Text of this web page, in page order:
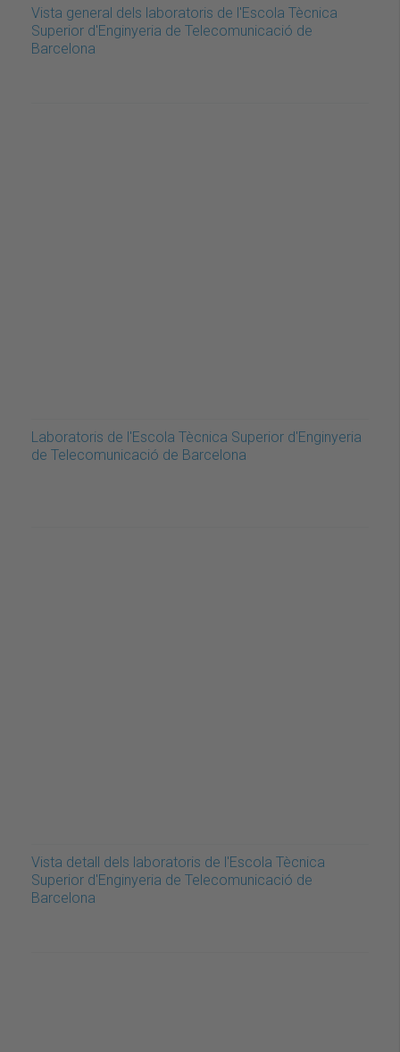
Vista general dels laboratoris de l'Escola Tècnica
Superior d'Enginyeria de Telecomunicació de
Barcelona
Laboratoris de l'Escola Tècnica Superior d'Enginyeria
de Telecomunicació de Barcelona
Vista detall dels laboratoris de l'Escola Tècnica
Superior d'Enginyeria de Telecomunicació de
Barcelona